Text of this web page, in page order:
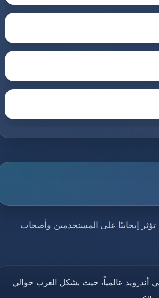
تؤثر إيجابيًا على المستخدمين وأصحاب
أندرويد عالمياً، حيث يشكل العرب حوالي